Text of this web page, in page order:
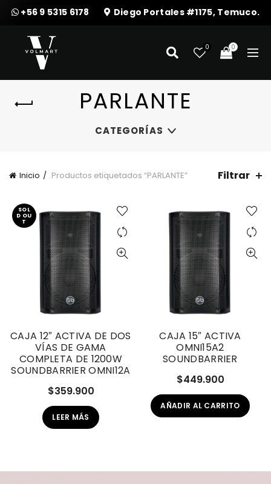
+56 9 5315 6178 Diego Portales #1175, Temuco.
0 0
PARLANTE
CATEGORÍAS
Inicio Productos etiquetados “PARLANTE” Filtrar
SOL
D OU
T
CAJA 12″ ACTIVA DE DOS
VÍAS DE GAMA
COMPLETA DE 1200W
SOUNDBARRIER OMNI12A
$359.900
LEER MÁS
CAJA 15″ ACTIVA
OMNI15A2
SOUNDBARRIER
$449.900
AÑADIR AL CARRITO